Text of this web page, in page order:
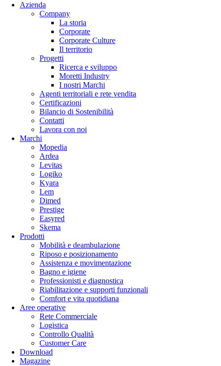
Azienda
Company
La storia
Corporate
Corporate Culture
Il territorio
Progetti
Ricerca e sviluppo
Moretti Industry
I nostri Marchi
Agenti territoriali e rete vendita
Certificazioni
Bilancio di Sostenibilità
Contatti
Lavora con noi
Marchi
Mopedia
Ardea
Levitas
Logiko
Kyara
Lem
Dimed
Prestige
Easyred
Skema
Prodotti
Mobilità e deambulazione
Riposo e posizionamento
Assistenza e movimentazione
Bagno e igiene
Professionisti e diagnostica
Riabilitazione e supporti funzionali
Comfort e vita quotidiana
Aree operative
Rete Commerciale
Logistica
Controllo Qualità
Customer Care
Download
Magazine